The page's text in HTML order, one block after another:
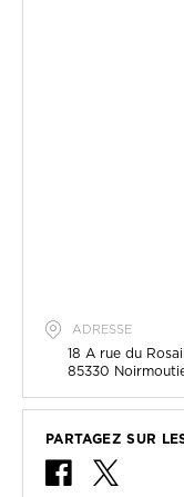
ADRESSE
18 A rue du
85330
PARTAGEZ SUR